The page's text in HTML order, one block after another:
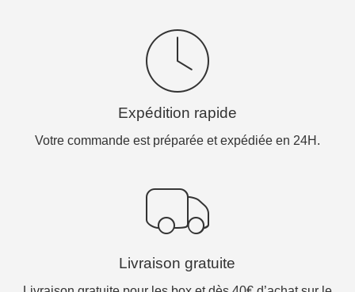
Expédition rapide
Votre commande est préparée et expédiée en 24H.
Livraison gratuite